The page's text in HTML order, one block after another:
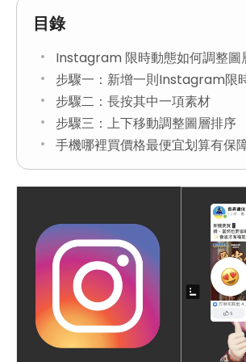
目錄
Instagram 限時動態如何調整圖
步驟一：新增一則Instagram限
步驟二：長按其中一項素材
步驟三：上下移動調整圖層排序
手機哪裡買價格最便宜划算有保